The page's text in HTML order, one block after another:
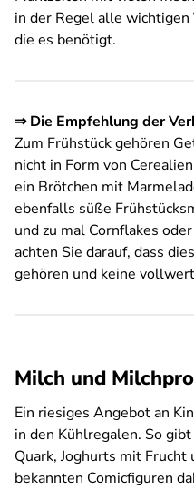
in der Regel alle
die es benötigt.
⇒ Die Empfehlung der
Zum Frühstück gehören
nicht in Form von
ein Brötchen mit
ebenfalls süße
und zu mal Cornflakes
achten Sie darauf, dass
gehören und keine
Milch und
Ein riesiges Angebot an
in den Kühlregalen. So
Quark, Joghurts mit
bekannten Comicfiguren